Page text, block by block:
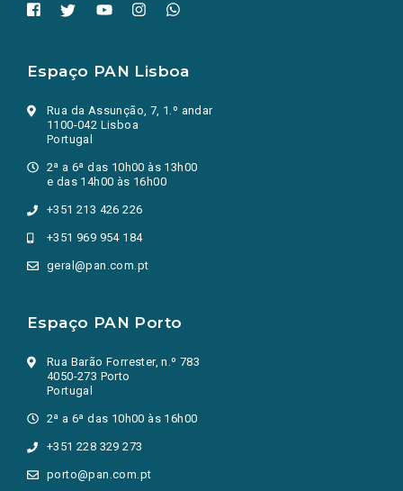
Espaço PAN Lisboa
Rua da Assunção, 7, 1.º andar
1100-042 Lisboa
Portugal
2ª a 6ª das 10h00 às 13h00
e das 14h00 às 16h00
+351 213 426 226
+351 969 954 184
geral@pan.com.pt
Espaço PAN Porto
Rua Barão Forrester, n.º 783
4050-273 Porto
Portugal
2ª a 6ª das 10h00 às 16h00
+351 228 329 273
porto@pan.com.pt